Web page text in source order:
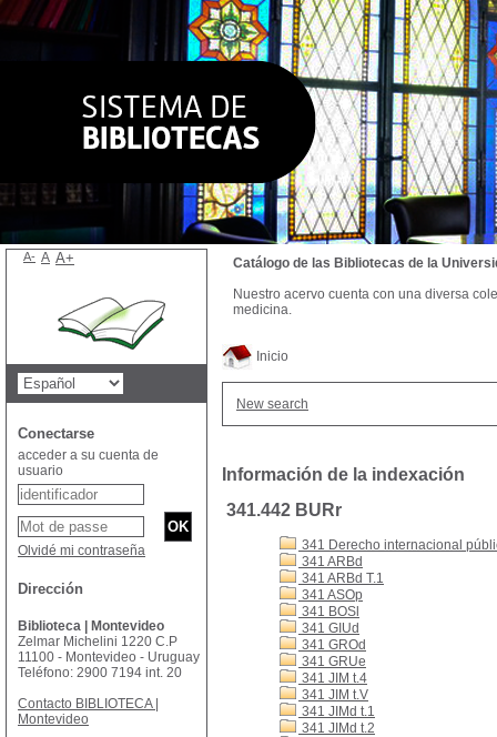
Inicio
New search
Información de la indexación
341.442 BURr
341 Derecho internacional
341 ARBd
341 ARBd T.1
341 ASOp
341 BOSl
341 GIUd
341 GROd
341 GRUe
341 JIM t.4
341 JIM t.V
341 JIMd t.1
341 JIMd t.2
Catálogo de las Bibliotecas de la
Nuestro acervo cuenta con una diversa
medicina.
A- A A+
Conectarse
acceder a su cuenta de
usuario
Olvidé mi contraseña
Dirección
Biblioteca | Montevideo
Zelmar Michelini 1220 C.P
11100 - Montevideo - Uruguay
Teléfono: 2900 7194 int. 20
Contacto BIBLIOTECA |
Montevideo